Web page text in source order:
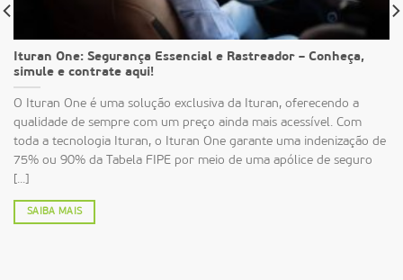
Ituran One: Segurança Essencial e Rastreador – Conheça,
simule e contrate aqui!
O Ituran One é uma solução exclusiva da Ituran, oferecendo a
qualidade de sempre com um preço ainda mais acessível. Com
toda a tecnologia Ituran, o Ituran One garante uma indenização de
75% ou 90% da Tabela FIPE por meio de uma apólice de seguro
[...]
SAIBA MAIS